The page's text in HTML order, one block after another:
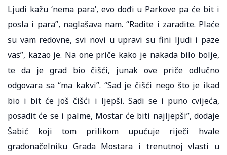
Ljudi kažu ‘nema para’, evo dođi u Parkove pa će bit i
posla i para”, naglašava nam. “Radite i zaradite. Plaće
su vam redovne, svi novi u upravi su fini ljudi i paze
vas”, kazao je. Na one priče kako je nakada bilo bolje,
te da je grad bio čišći, junak ove priče odlučno
odgovara sa “ma kakvi”. “Sad je čišći nego što je ikad
bio i bit će još čišći i ljepši. Sadi se i puno cvijeća,
posadit će se i palme, Mostar će biti najljepši”, dodaje
Šabić koji tom prilikom upućuje riječi hvale
gradonačelniku Grada Mostara i trenutnoj vlasti u